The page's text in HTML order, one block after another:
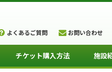
よくあるご質問 お問い合わせ
チケット購入方法 施設